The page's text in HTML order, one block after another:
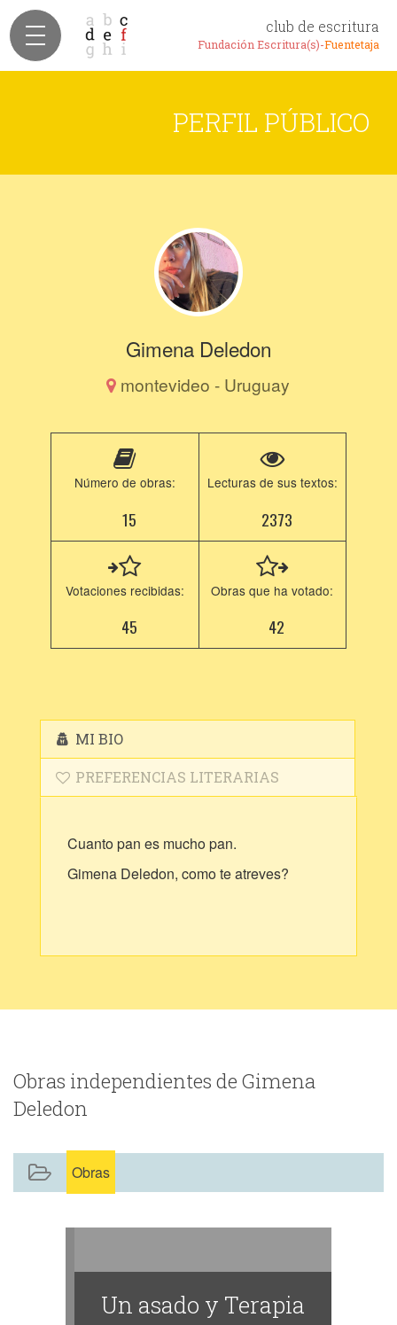
club de escritura
Fundación Escritura(s)-Fuentetaja
PERFIL PÚBLICO
Gimena Deledon
montevideo - Uruguay
Número de obras:
15
Lecturas de sus textos:
2373
Votaciones recibidas:
45
Obras que ha votado:
42
MI BIO
PREFERENCIAS LITERARIAS
Cuanto pan es mucho pan.
Gimena Deledon, como te atreves?
Obras independientes de Gimena
Deledon
Obras
Un asado y Terapia